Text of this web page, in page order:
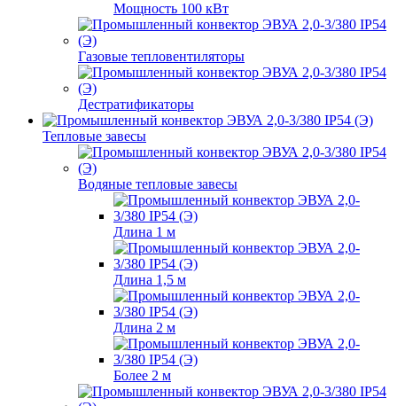
Мощность 100 кВт
Газовые тепловентиляторы
Дестратификаторы
Тепловые завесы
Водяные тепловые завесы
Длина 1 м
Длина 1,5 м
Длина 2 м
Более 2 м